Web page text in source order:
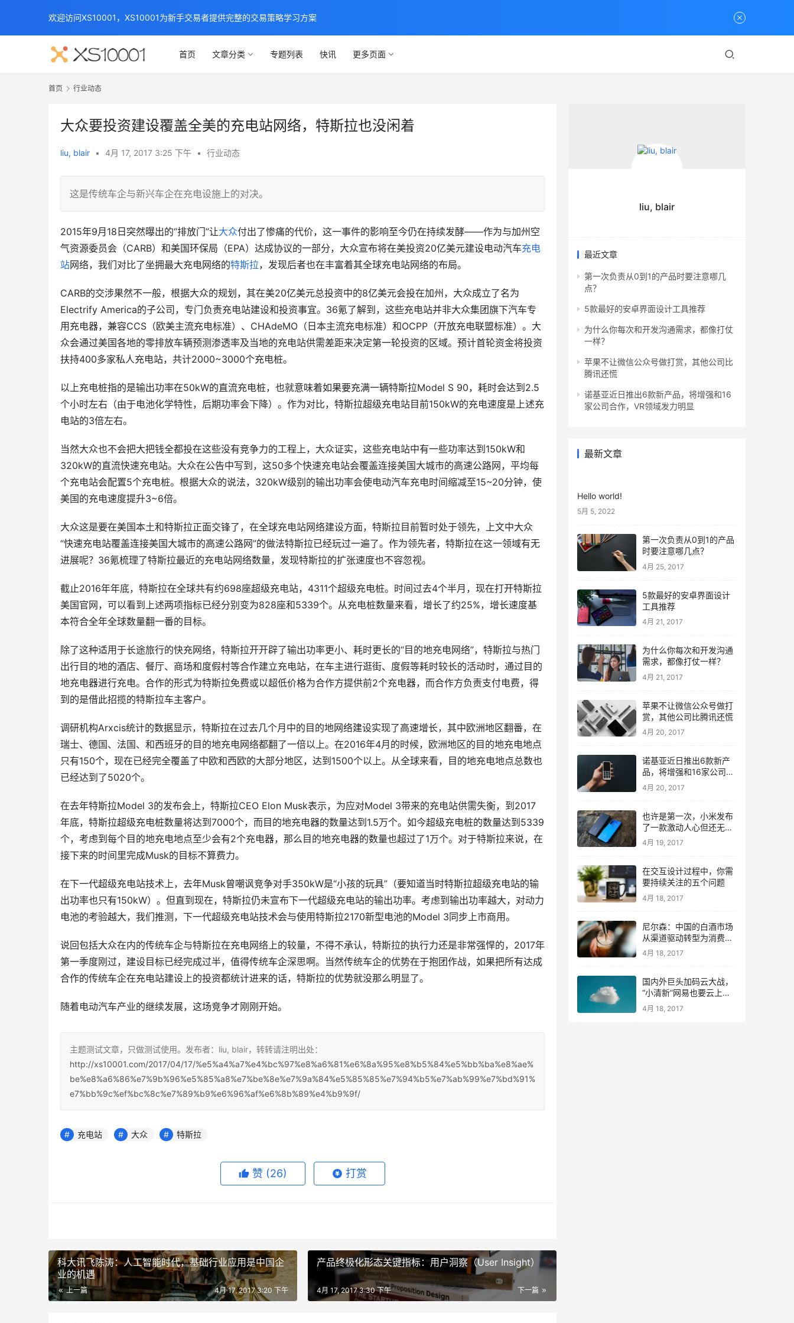
首页 文章分类 专题列表 快讯 更多页面
首页 行业动态
大众要投资建设覆盖全美的充电站网络，特斯拉也没闲着
liu, blair • 4月 17, 2017 3:25 下午 • 行业动态
这是传统车企与新兴车企在充电设施上的对决。
2015年9月18日突然曝出的“排放门”让大众付出了惨痛的代价，这一事件的影响至今仍在持续发酵——作为与加州空
气资源委员会（CARB）和美国环保局（EPA）达成协议的一部分，大众宣布将在美投资20亿美元建设电动汽车充电
站网络，我们对比了坐拥最大充电网络的特斯拉，发现后者也在丰富着其全球充电站网络的布局。
CARB的交涉果然不一般，根据大众的规划，其在美20亿美元总投资中的8亿美元会投在加州，大众成立了名为
Electrify America的子公司，专门负责充电站建设和投资事宜。36氪了解到，这些充电站并非大众集团旗下汽车专
用充电器，兼容CCS（欧美主流充电标准）、CHAdeMO（日本主流充电标准）和OCPP（开放充电联盟标准）。大
众会通过美国各地的零排放车辆预测渗透率及当地的充电站供需差距来决定第一轮投资的区域。预计首轮资金将投资
扶持400多家私人充电站，共计2000~3000个充电桩。
以上充电桩指的是输出功率在50kW的直流充电桩，也就意味着如果要充满一辆特斯拉Model S 90，耗时会达到2.5
个小时左右（由于电池化学特性，后期功率会下降）。作为对比，特斯拉超级充电站目前150kW的充电速度是上述充
电站的3倍左右。
当然大众也不会把大把钱全都投在这些没有竞争力的工程上，大众证实，这些充电站中有一些功率达到150kW和
320kW的直流快速充电站。大众在公告中写到，这50多个快速充电站会覆盖连接美国大城市的高速公路网，平均每
个充电站会配置5个充电桩。根据大众的说法，320kW级别的输出功率会使电动汽车充电时间缩减至15~20分钟，使
美国的充电速度提升3~6倍。
大众这是要在美国本土和特斯拉正面交锋了，在全球充电站网络建设方面，特斯拉目前暂时处于领先，上文中大众
“快速充电站覆盖连接美国大城市的高速公路网”的做法特斯拉已经玩过一遍了。作为领先者，特斯拉在这一领域有无
进展呢？36氪梳理了特斯拉最近的充电站网络数量，发现特斯拉的扩张速度也不容忽视。
截止2016年年底，特斯拉在全球共有约698座超级充电站，4311个超级充电桩。时间过去4个半月，现在打开特斯拉
美国官网，可以看到上述两项指标已经分别变为828座和5339个。从充电桩数量来看，增长了约25%，增长速度基
本符合全年全球数量翻一番的目标。
除了这种适用于长途旅行的快充网络，特斯拉开开辟了输出功率更小、耗时更长的“目的地充电网络”，特斯拉与热门
出行目的地的酒店、餐厅、商场和度假村等合作建立充电站，在车主进行逛街、度假等耗时较长的活动时，通过目的
地充电器进行充电。合作的形式为特斯拉免费或以超低价格为合作方提供前2个充电器，而合作方负责支付电费，得
到的是借此招揽的特斯拉车主客户。
调研机构Arxcis统计的数据显示，特斯拉在过去几个月中的目的地网络建设实现了高速增长，其中欧洲地区翻番，在
瑞士、德国、法国、和西班牙的目的地充电网络都翻了一倍以上。在2016年4月的时候，欧洲地区的目的地充电地点
只有150个，现在已经完全覆盖了中欧和西欧的大部分地区，达到1500个以上。从全球来看，目的地充电地点总数也
已经达到了5020个。
在去年特斯拉Model 3的发布会上，特斯拉CEO Elon Musk表示，为应对Model 3带来的充电站供需失衡，到2017
年底，特斯拉超级充电桩数量将达到7000个，而目的地充电器的数量达到1.5万个。如今超级充电桩的数量达到5339
个，考虑到每个目的地充电地点至少会有2个充电器，那么目的地充电器的数量也超过了1万个。对于特斯拉来说，在
接下来的时间里完成Musk的目标不算费力。
在下一代超级充电站技术上，去年Musk曾嘲讽竞争对手350kW是“小孩的玩具”（要知道当时特斯拉超级充电站的输
出功率也只有150kW）。但直到现在，特斯拉仍未宣布下一代超级充电站的输出功率。考虑到输出功率越大，对动力
电池的考验越大，我们推测，下一代超级充电站技术会与使用特斯拉2170新型电池的Model 3同步上市商用。
说回包括大众在内的传统车企与特斯拉在充电网络上的较量，不得不承认，特斯拉的执行力还是非常强悍的，2017年
第一季度刚过，建设目标已经完成过半，值得传统车企深思啊。当然传统车企的优势在于抱团作战，如果把所有达成
合作的传统车企在充电站建设上的投资都统计进来的话，特斯拉的优势就没那么明显了。
随着电动汽车产业的继续发展，这场竞争才刚刚开始。
主题测试文章，只做测试使用。发布者：liu, blair，转转请注明出处：
http://xs10001.com/2017/04/17/%e5%a4%a7%e4%bc%97%e8%a6%81%e6%8a%95%e8%b5%84%e5%bb%ba%e8%ae%
be%e8%a6%86%e7%9b%96%e5%85%a8%e7%be%8e%e7%9a%84%e5%85%85%e7%94%b5%e7%ab%99%e7%bd%91%
e7%bb%9c%ef%bc%8c%e7%89%b9%e6%96%af%e6%8b%89%e4%b9%9f/
充电站 大众 特斯拉
赞 (26) 打赏
科大讯飞陈涛：人工智能时代，基础行业应用是中国企
业的机遇
上一篇 4月 17, 2017 3:20 下午
产品终极化形态关键指标：用户洞察（User Insight）
下一篇
4月 17, 2017 3:30 下午
liu, blair
最近文章
第一次负责从0到1的产品时要注意哪几
点？
5款最好的安卓界面设计工具推荐
为什么你每次和开发沟通需求，都像打仗
一样？
苹果不让微信公众号做打赏，其他公司比
腾讯还慌
诺基亚近日推出6款新产品，将增强和16
家公司合作，VR领域发力明显
最新文章
Hello world!
5月 5, 2022
第一次负责从0到1的产品
时要注意哪几点？
4月 25, 2017
5款最好的安卓界面设计
工具推荐
4月 21, 2017
为什么你每次和开发沟通
需求，都像打仗一样？
4月 21, 2017
苹果不让微信公众号做打
赏，其他公司比腾讯还慌
4月 20, 2017
诺基亚近日推出6款新产
品，将增强和16家公司合
作，VR领域发力明显
4月 20, 2017
也许是第一次，小米发布
了一款激动人心但还无法
量产的手机
4月 19, 2017
在交互设计过程中，你需
要持续关注的五个问题
4月 18, 2017
尼尔森：中国的白酒市场
从渠道驱动转型为消费驱
动
4月 18, 2017
国内外巨头加码云大战，
“小清新”网易也要云上升
级
4月 18, 2017
欢迎访问XS10001，XS10001为新手交易者提供完整的交易策略学习方案